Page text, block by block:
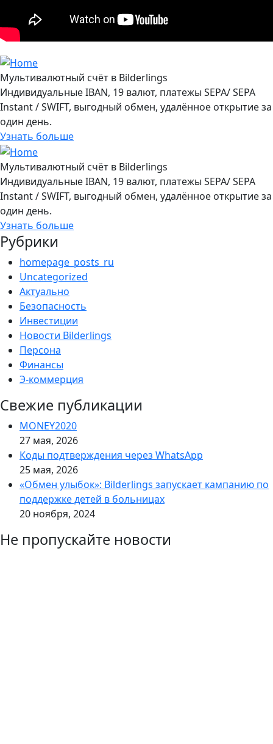
Мультивалютный счёт в Bilderlings
Индивидуальные IBAN, 19 валют, платежы SEPA/ SEPA
Instant / SWIFT, выгодный обмен, удалённое открытие за
один день.
Узнать больше
Мультивалютный счёт в Bilderlings
Индивидуальные IBAN, 19 валют, платежы SEPA/ SEPA
Instant / SWIFT, выгодный обмен, удалённое открытие за
один день.
Узнать больше
Рубрики
homepage_posts_ru
Uncategorized
Актуально
Безопасность
Инвестиции
Новости Bilderlings
Персона
Финансы
Э-коммерция
Свежие публикации
MONEY2020
27 мая, 2026
Коды подтверждения через WhatsApp
25 мая, 2026
«Обмен улыбок»: Bilderlings запускает кампанию по
поддержке детей в больницах
20 ноября, 2024
Не пропускайте новости